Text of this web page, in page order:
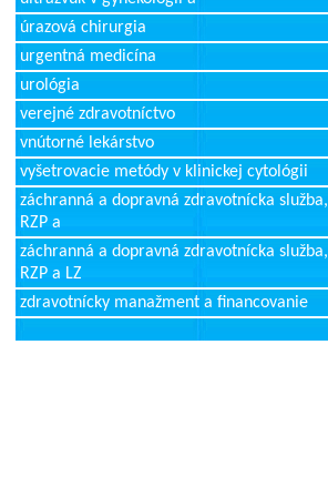
úrazová chirurgia
urgentná medicína
urológia
verejné zdravotníctvo
vnútorné lekárstvo
vyšetrovacie metódy v klinickej cytológii
záchranná a dopravná zdravotnícka služba,
RZP a
záchranná a dopravná zdravotnícka služba,
RZP a LZ
zdravotnícky manažment a financovanie